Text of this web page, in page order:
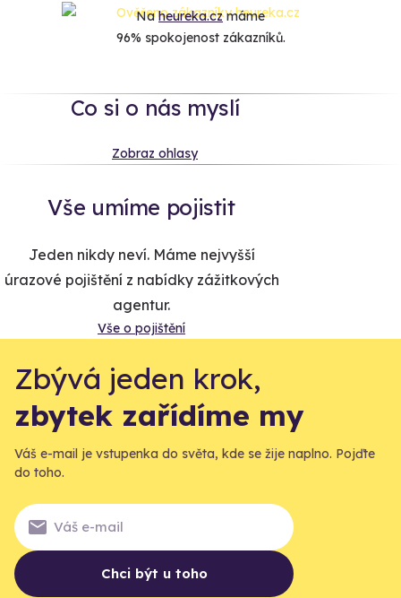
Naheureka.czmáme
96% spokojenost zákazníků.
Co si o nás myslí
Zobraz ohlasy
Vše umíme pojistit
Jeden nikdy neví. Máme nejvyšší
úrazové pojištění z nabídky zážitkových
agentur.
Vše o pojištění
Zbývá jeden krok,
zbytek zařídíme my
Váš e-mail je vstupenka do světa, kde se žije naplno. Pojďte
do toho.
Chci být u toho